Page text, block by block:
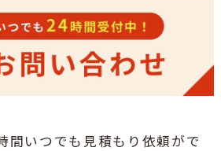
間いつでも見積もり依頼がで